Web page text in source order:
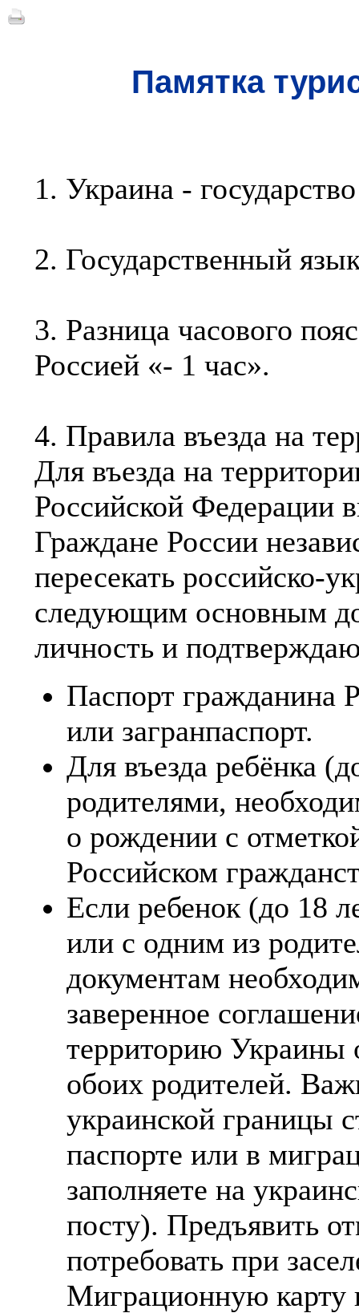
Памятка
1. Украина -
2. Государственный
3. Разница часового
Россией «- 1 час».
4. Правила въезда на
Для въезда на
Российской Федерации
Граждане России
пересекать российско-
следующим основным
личность и
Паспорт гражданина
или загранпаспорт.
Для въезда ребёнка
родителями,
о рождении с
Российском
Если ребенок (до 18
или с одним из
документам
заверенное
территорию Украины
обоих родителей.
украинской границы
паспорте или в
заполняете на
посту). Предъявить
потребовать при
Миграционную карту